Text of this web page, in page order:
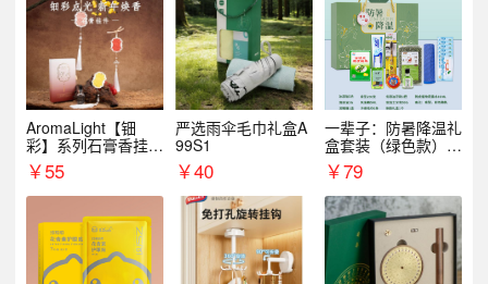
AromaLight【钿
彩】系列石膏香挂
（代发香味随机）
￥55
严选雨伞毛巾礼盒A
99S1
￥40
一辈子：防暑降温礼
盒套装（绿色款）支
持自由搭配
￥79